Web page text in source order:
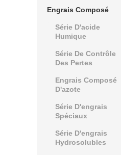
Engrais Composé
Série D'acide
Humique
Série De Contrôle
Des Pertes
Engrais Composé
D'azote
Série D'engrais
Spéciaux
Série D'engrais
Hydrosolubles